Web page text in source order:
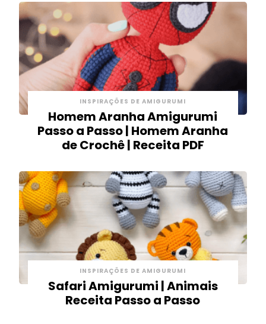
INSPIRAÇÕES DE AMIGURUMI
Homem Aranha Amigurumi
Passo a Passo | Homem Aranha
de Crochê | Receita PDF
INSPIRAÇÕES DE AMIGURUMI
Safari Amigurumi | Animais
Receita Passo a Passo